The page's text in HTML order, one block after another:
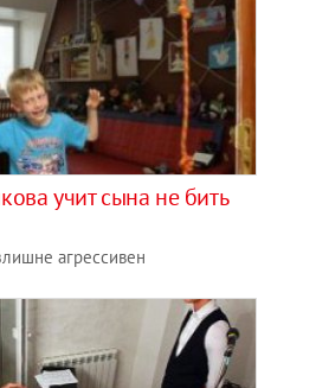
учит сына не бить
агрессивен